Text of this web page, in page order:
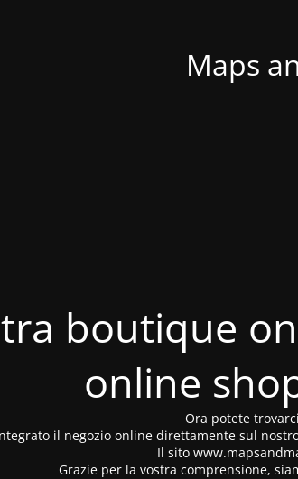
Maps
boutique
online
Ora potete
il negozio online direttamente sul
Il sito
Grazie per la vostra comprensione,